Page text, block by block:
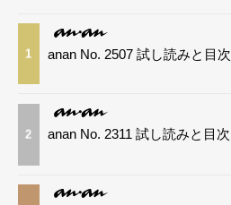
1 anan No. 2507 試し読みと目次
2 anan No. 2311 試し読みと目次